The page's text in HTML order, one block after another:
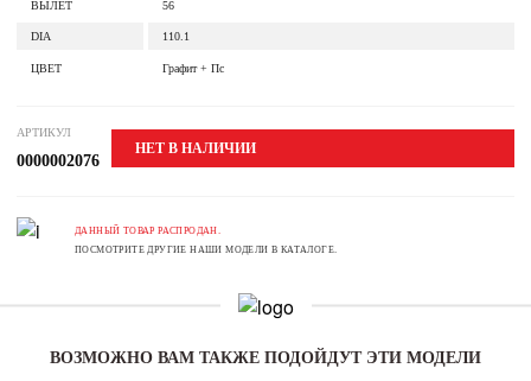
ВЫЛЕТ 56
DIA 110.1
ЦВЕТ Графит + Пс
АРТИКУЛ
0000002076
НЕТ В НАЛИЧИИ
ДАННЫЙ ТОВАР РАСПРОДАН.
ПОСМОТРИТЕ ДРУГИЕ НАШИ МОДЕЛИ В КАТАЛОГЕ.
ВОЗМОЖНО ВАМ ТАКЖЕ ПОДОЙДУТ ЭТИ МОДЕЛИ